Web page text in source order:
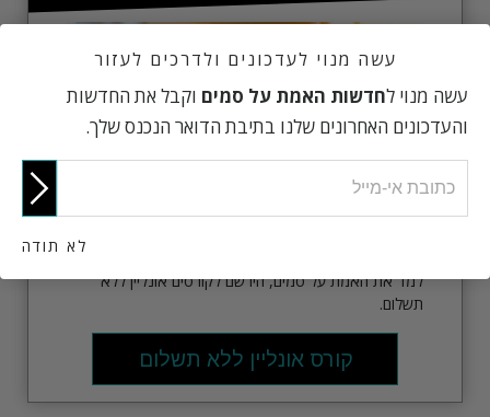
למד את האמת על סמים, הירשם לקורסים אונליין ללא
תשלום.
קורס אונליין ללא תשלום
עשה מנוי לעדכונים ולדרכים לעזור
עשה מנוי לחדשות האמת על סמים וקבל את החדשות
והעדכונים האחרונים שלנו בתיבת הדואר הנכנס שלך.
לא תודה